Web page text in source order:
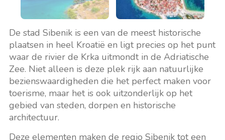
De stad Sibenik is een van de meest historische
plaatsen in heel Kroatië en ligt precies op het punt
waar de rivier de Krka uitmondt in de Adriatische
Zee. Niet alleen is deze plek rijk aan natuurlijke
bezienswaardigheden die het perfect maken voor
toerisme, maar het is ook uitzonderlijk op het
gebied van steden, dorpen en historische
architectuur.
Deze elementen maken de regio Sibenik tot een